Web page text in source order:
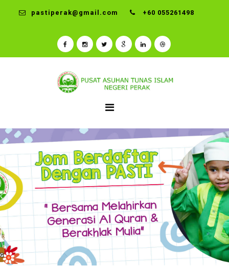
pastiperak@gmail.com +60 055261498